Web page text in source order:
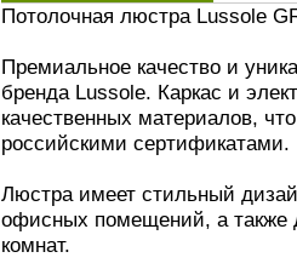
Потолочная люстра Lussole
Премиальное качество и
бренда Lussole. Каркас и
качественных материалов,
российскими сертификатами.
Люстра имеет стильный
офисных помещений, а также
комнат.